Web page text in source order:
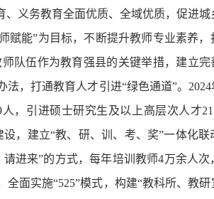
义务教育全面优质、全域优质，促进城
赋能”为目标，不断提升教师专业素养
队伍作为教育强县的关键举措，建立完
，打通教育人才引进“绿色通道”。
，引进硕士研究生及以上高层次人才
，建立“教、研、训、考、奖”一体化
进来”的方式，每年培训教师4万余人次
面实施“525”模式，构建“教科所、教